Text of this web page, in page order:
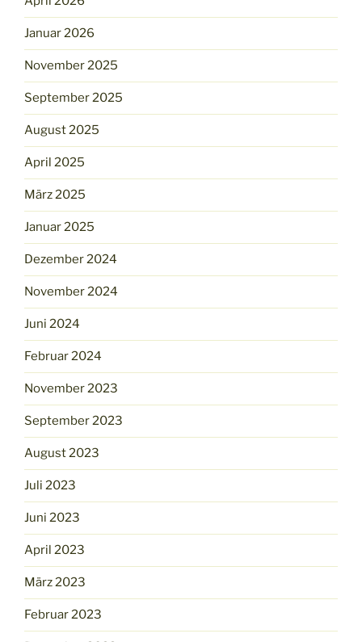
Januar 2026
November 2025
September 2025
August 2025
April 2025
März 2025
Januar 2025
Dezember 2024
November 2024
Juni 2024
Februar 2024
November 2023
September 2023
August 2023
Juli 2023
Juni 2023
April 2023
März 2023
Februar 2023